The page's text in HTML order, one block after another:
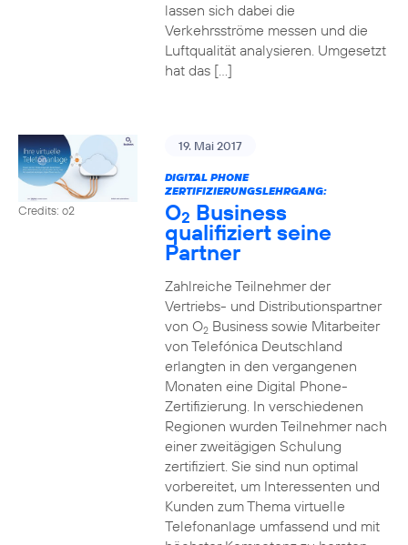
lassen sich dabei die
Verkehrsströme messen und die
Luftqualität analysieren. Umgesetzt
hat das […]
Credits: o2
19. Mai 2017
DIGITAL PHONE
ZERTIFIZIERUNGSLEHRGANG:
O2 Business
qualifiziert seine
Partner
Zahlreiche Teilnehmer der
Vertriebs- und Distributionspartner
von O2Business sowie Mitarbeiter
von Telefónica Deutschland
erlangten in den vergangenen
Monaten eine Digital Phone-
Zertifizierung. In verschiedenen
Regionen wurden Teilnehmer nach
einer zweitägigen Schulung
zertifiziert. Sie sind nun optimal
vorbereitet, um Interessenten und
Kunden zum Thema virtuelle
Telefonanlage umfassend und mit